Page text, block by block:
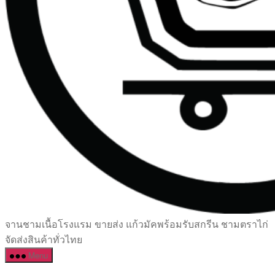
เซรามิค
ครบ
ครัน
จานชามเนื้อโรงแรม ขายส่ง แก้วมัคพร้อมรับสกรีน ชามตราไก่
จัดส่งสินค้าทั่วไทย
Menu